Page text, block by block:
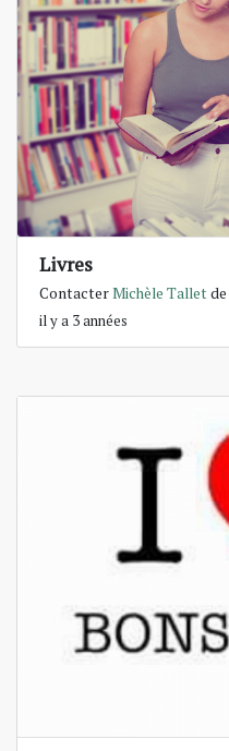
Livres
ContacterMichèle Talletde
il y a 3 années